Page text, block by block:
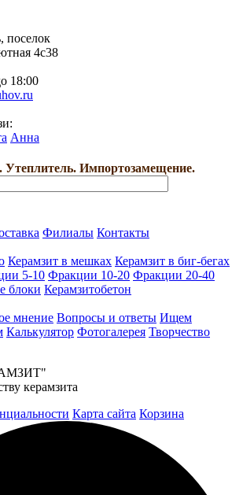
поселок
4с38
18:00
Анна
Утеплитель. Импортозамещение.
Филиалы Контакты
Керамзит в мешках Керамзит в биг-бегах
5-10 Фракции 10-20 Фракции 20-40
блоки Керамзитобетон
мнение Вопросы и ответы Ищем
Калькулятор Фотогалерея Творчество
керамзита
Карта сайта Корзина